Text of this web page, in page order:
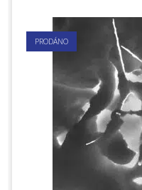
PRODÁNO